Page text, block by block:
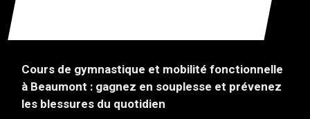
Cours de gymnastique et mobilité fonctionnelle
à Beaumont : gagnez en souplesse et prévenez
les blessures du quotidien